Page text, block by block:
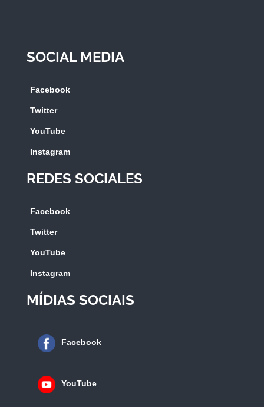
SOCIAL MEDIA
Facebook
Twitter
YouTube
Instagram
REDES SOCIALES
Facebook
Twitter
YouTube
Instagram
MÍDIAS SOCIAIS
Facebook
YouTube